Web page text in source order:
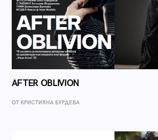
AFTER OBLIVION
ОТ КРИСТИЯНА БУРДЕВА